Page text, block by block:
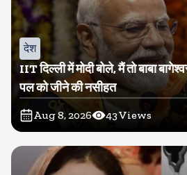
देश
IIT दिल्ली में मोदी बोले, मैं तो बाबा
पल को जीने की नसीहत
Aug 8, 2026 43Views